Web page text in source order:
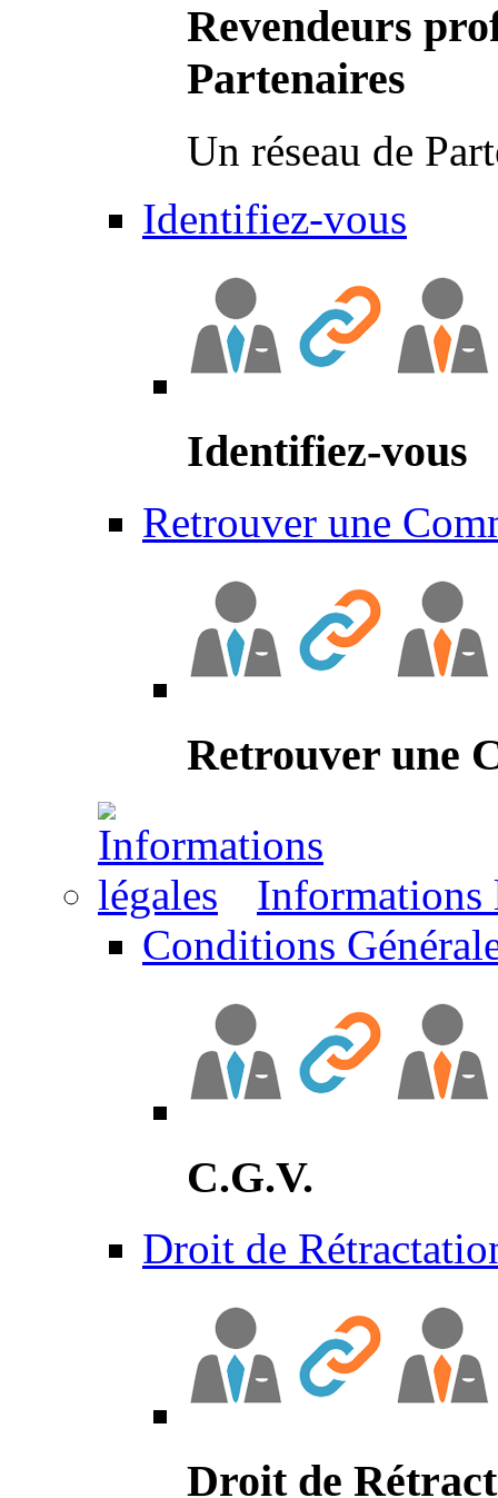
Revendeurs
Partenaires
Un réseau de
Identifiez-vous
Identifiez-vous
Retrouver une
Retrouver une
Informations
Conditions
C.G.V.
Droit de
Droit de